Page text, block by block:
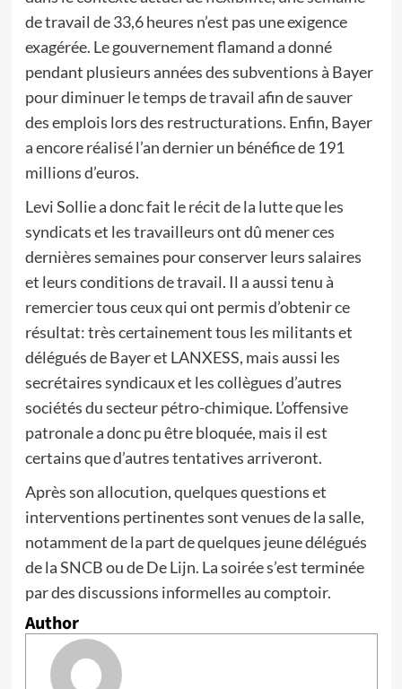
de travail de 33,6 heures n’est pas une exigence
exagérée. Le gouvernement flamand a donné
pendant plusieurs années des subventions à Bayer
pour diminuer le temps de travail afin de sauver
des emplois lors des restructurations. Enfin, Bayer
a encore réalisé l’an dernier un bénéfice de 191
millions d’euros.
Levi Sollie a donc fait le récit de la lutte que les
syndicats et les travailleurs ont dû mener ces
dernières semaines pour conserver leurs salaires
et leurs conditions de travail. Il a aussi tenu à
remercier tous ceux qui ont permis d’obtenir ce
résultat: très certainement tous les militants et
délégués de Bayer et LANXESS, mais aussi les
secrétaires syndicaux et les collègues d’autres
sociétés du secteur pétro-chimique. L’offensive
patronale a donc pu être bloquée, mais il est
certains que d’autres tentatives arriveront.
Après son allocution, quelques questions et
interventions pertinentes sont venues de la salle,
notamment de la part de quelques jeune délégués
de la SNCB ou de De Lijn. La soirée s’est terminée
par des discussions informelles au comptoir.
Author